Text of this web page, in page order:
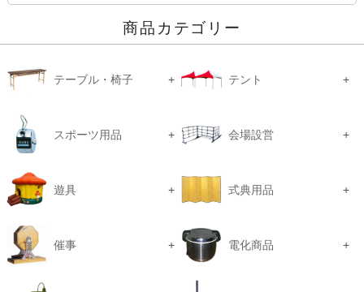
商品カテゴリー
テーブル・椅子 テント
スポーツ用品 会場設営
遊具 式典用品
催事 電化商品